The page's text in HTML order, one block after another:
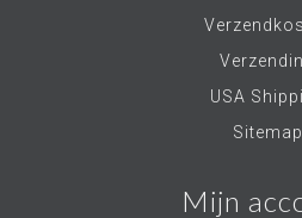
USA
Sitemap
Mijn